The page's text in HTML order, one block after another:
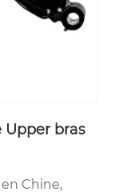
Upper bras
Chine,